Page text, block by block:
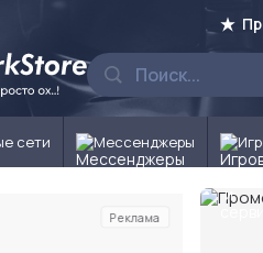
сети Мессенджеры
Реклама